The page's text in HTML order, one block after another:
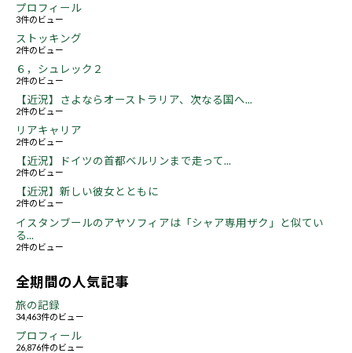
プロフィール
3件のビュー
ストッキング
2件のビュー
６，シュレック２
2件のビュー
【近況】さよならオーストラリア、次なる国へ...
2件のビュー
リアキャリア
2件のビュー
【近況】ドイツの首都ベルリンまで走って...
2件のビュー
【近況】新しい彼女とともに
2件のビュー
イスタンブールのアヤソフィアは「シャア専用ザク」と似てい
る...
2件のビュー
全期間の人気記事
旅の記録
34,463件のビュー
プロフィール
26,876件のビュー